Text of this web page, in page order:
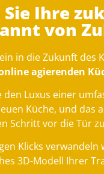
Sie Ihre
von
in die Zukunft des
agierenden
den Luxus einer
Küche, und das
Schritt vor die Tür
Klicks verwandeln
3D-Modell Ihrer